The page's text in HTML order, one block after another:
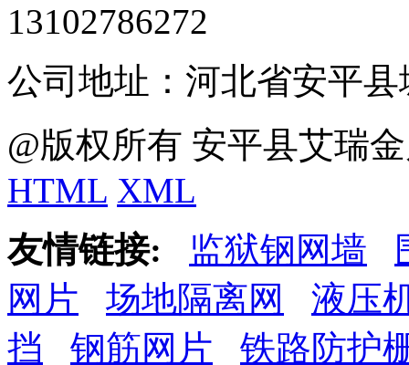
13102786272
公司地址：河北省安平
@版权所有 安平县艾瑞
HTML XML
友情链接:
监狱钢网墙
网片
场地隔离网
液压
挡
钢筋网片
铁路防护